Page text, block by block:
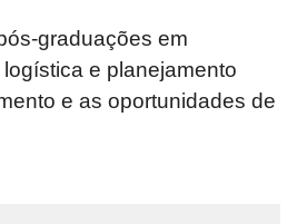
graduações em
e planejamento
e as oportunidades de